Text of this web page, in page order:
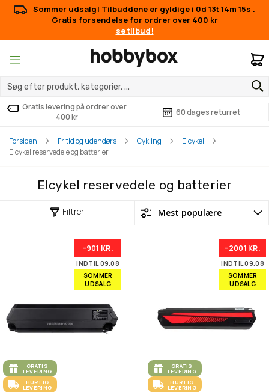
Sommer udsalg! Tilbuddene er gyldige i 0d 13t 14m 15s .
Gratis forsendelse for ordrer over 400 kr
se tilbud!
Gratis levering på ordrer over
400 kr
60 dages returret
Forsiden Fritid og udendørs Cykling
Elcykel
Elcykel reservedele og batterier
Elcykel reservedele og batterier
Filtrer
-901 KR.
INDTIL 09.08
SOMMER
UDSALG
GRATIS
LEVERING
HURTIG
LEVERING
-2001 KR.
INDTIL 09.08
SOMMER
UDSALG
GRATIS
LEVERING
HURTIG
LEVERING